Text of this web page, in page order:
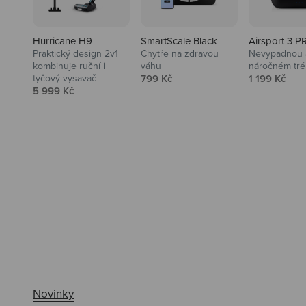
Hurricane H9
Praktický design 2v1
kombinuje ruční i
tyčový vysavač
Prodejní cena
5 999 Kč
SmartScale Black
Chytře na zdravou
váhu
Prodejní cena
799 Kč
Airsport 3
Nevypadnou
náročném
Prodejní cena
1 199 Kč